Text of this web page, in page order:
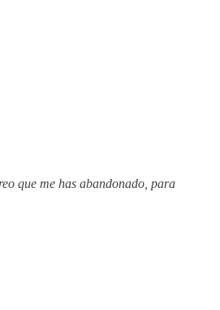
que me has abandonado, para